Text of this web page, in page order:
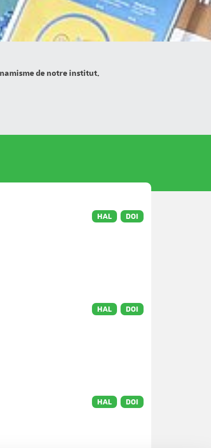
de notre institut.
HAL DOI
HAL DOI
HAL DOI